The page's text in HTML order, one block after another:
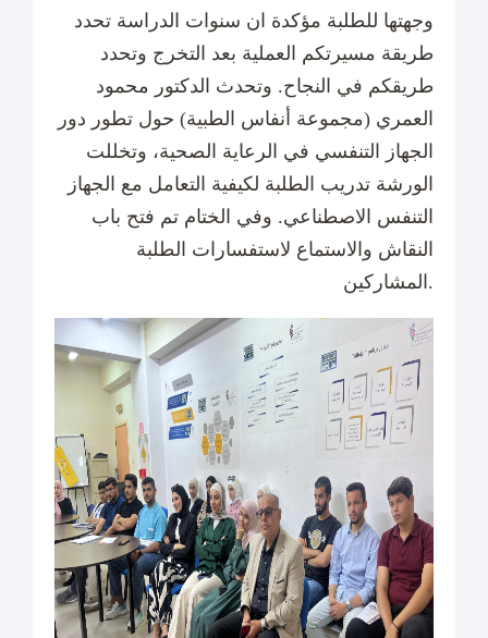
وجهتها للطلبة مؤكدة ان سنوات الدراسة تحدد
طريقة مسيرتكم العملية بعد التخرج وتحدد
طريقكم في النجاح. وتحدث الدكتور محمود
العمري (مجموعة أنفاس الطبية) حول تطور دور
الجهاز التنفسي في الرعاية الصحية، وتخللت
الورشة تدريب الطلبة لكيفية التعامل مع الجهاز
التنفس الاصطناعي. وفي الختام تم فتح باب
النقاش والاستماع لاستفسارات الطلبة
المشاركين.